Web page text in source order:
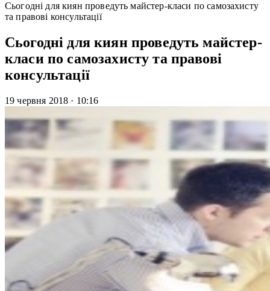
Сьогодні для киян проведуть майстер-класи по самозахисту
та правові консультації
Сьогодні для киян проведуть майстер-
класи по самозахисту та правові
консультації
19 червня 2018 · 10:16